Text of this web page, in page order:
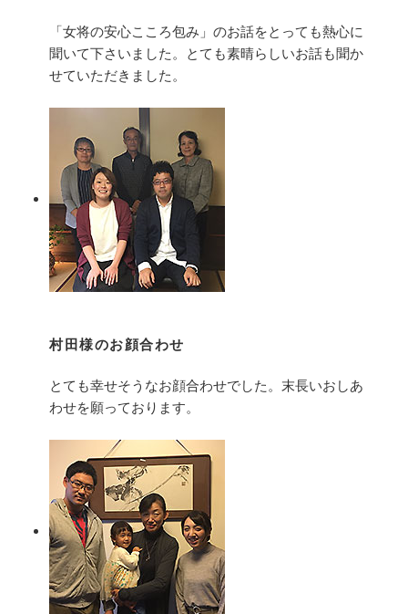
「女将の安心こころ包み」のお話をとっても熱心に
聞いて下さいました。とても素晴らしいお話も聞か
せていただきました。
村田様のお顔合わせ
とても幸せそうなお顔合わせでした。末長いおしあ
わせを願っております。